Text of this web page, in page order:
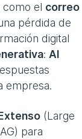
como el correo
pérdida de
digital
: AI
empresa.
(Large
para